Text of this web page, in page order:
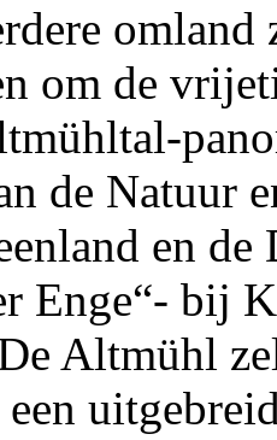
omland
om de
de Natuur
en
Enge“- bij
Altmühl